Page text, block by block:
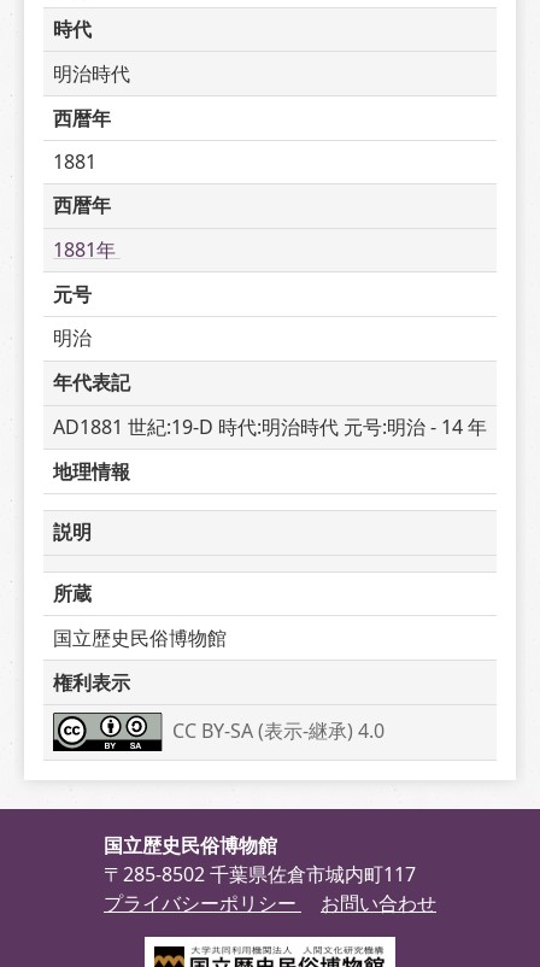
時代
明治時代
西暦年
1881
西暦年
1881年
元号
明治
年代表記
AD1881 世紀:19-D 時代:明治時代 元号:明治 - 14 年
地理情報
説明
所蔵
国立歴史民俗博物館
権利表示
CC BY-SA (表示-継承) 4.0
国立歴史民俗博物館
〒285-8502 千葉県佐倉市城内町117
プライバシーポリシー
お問い合わせ